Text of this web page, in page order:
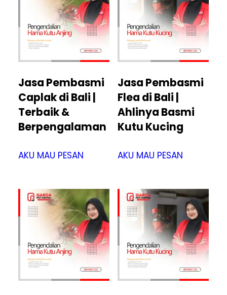
Jasa Pembasmi
Caplak di Bali |
Terbaik &
Berpengalaman
AKU MAU PESAN
Jasa Pembasmi
Flea di Bali |
Ahlinya Basmi
Kutu Kucing
AKU MAU PESAN